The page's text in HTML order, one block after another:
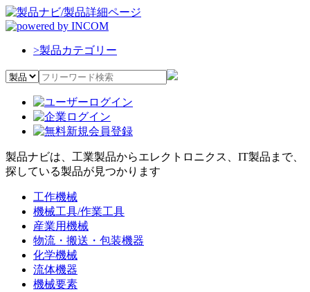
>製品カテゴリー
製品ナビは、工業製品からエレクトロニクス、IT製品まで、
探している製品が見つかります
工作機械
機械工具/作業工具
産業用機械
物流・搬送・包装機器
化学機械
流体機器
機械要素